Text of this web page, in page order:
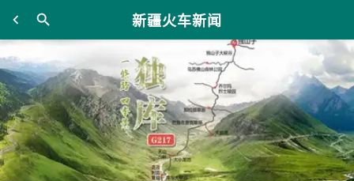
新疆火车新闻